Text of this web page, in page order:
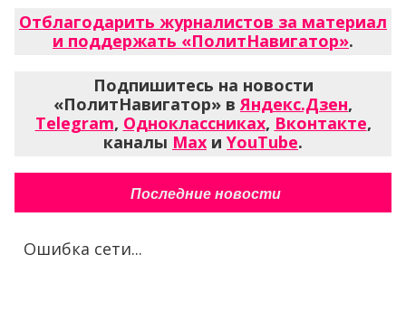
Отблагодарить журналистов за материал
и поддержать «ПолитНавигатор».
Подпишитесь на новости
«ПолитНавигатор» вЯндекс.Дзен,
Telegram, Одноклассниках, Вконтакте,
каналы Max и YouTube.
Последние новости
Ошибка сети...